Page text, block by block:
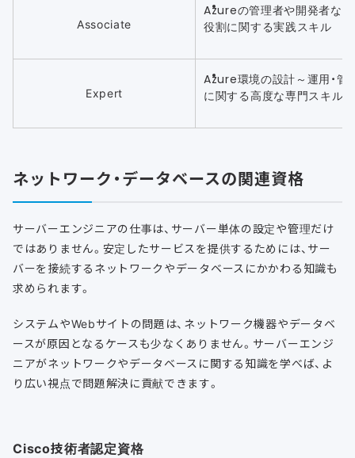
Associate
Azureの管理者や開発者な
役割に関する実践スキル
Expert
Azure環境の設計～運用・管
に関する高度な専門スキル
ネットワーク・データベースの関連資格
サーバーエンジニアの仕事は、サーバー単体の設定や管理だけ
ではありません。安定したサービスを提供するためには、サー
バーを接続するネットワークやデータベースにかかわる知識も
求められます。
システムやWebサイトの問題は、ネットワーク機器やデータベ
ースが原因となるケースも少なくありません。サーバーエンジ
ニアがネットワークやデータベースに関する知識を学べば、よ
り広い視点で問題解決に貢献できます。
Cisco技術者認定資格